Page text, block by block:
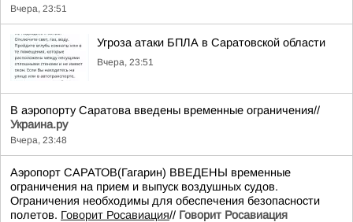
Вчера, 23:51
Угроза атаки БПЛА в Саратовской области
Вчера, 23:51
В аэропорту Саратова введены временные ограничения//
Украина.ру
Вчера, 23:48
Аэропорт САРАТОВ(Гагарин) ВВЕДЕНЫ временные
ограничения на прием и выпуск воздушных судов.
Ограничения необходимы для обеспечения безопасности
полетов. Говорит Росавиация// Говорит Росавиация